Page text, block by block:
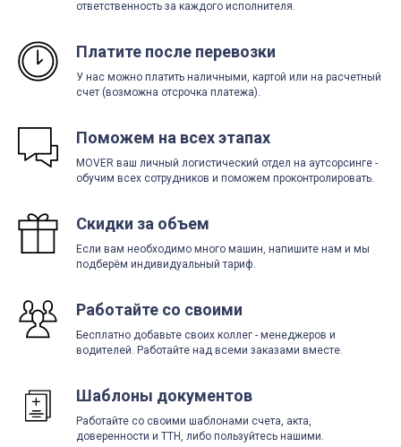
ответственность за каждого исполнителя.
Платите после перевозки
У нас можно платить наличными, картой или на расчетный
счет (возможна отсрочка платежа).
Поможем на всех этапах
MOVER ваш личный логистический отдел на аутсорсинге -
обучим всех сотрудников и поможем проконтролировать.
Скидки за объем
Если вам необходимо много машин, напишите нам и мы
подберём индивидуальный тариф.
Работайте со своими
Бесплатно добавьте своих коллег - менеджеров и
водителей. Работайте над всеми заказами вместе.
Шаблоны документов
Работайте со своими шаблонами счета, акта,
доверенности и ТТН, либо пользуйтесь нашими.